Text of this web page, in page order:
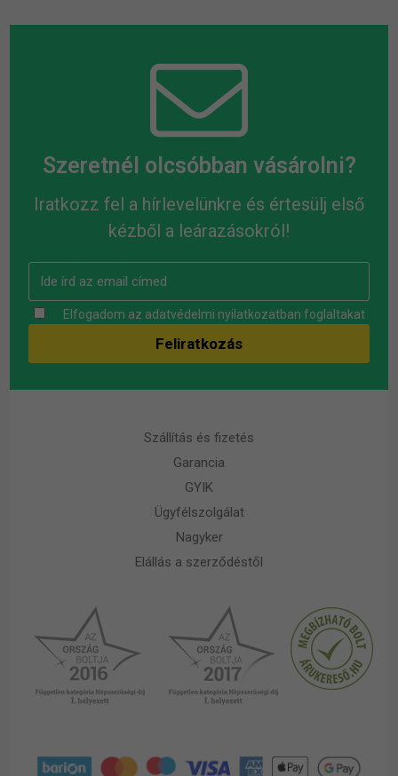
Szeretnél olcsóbban vásárolni?
Iratkozz fel a hírlevelünkre és értesülj első
kézből a leárazásokról!
Elfogadom az adatvédelmi nyilatkozatban foglaltakat
Szállítás és fizetés
Garancia
GYIK
Ügyfélszolgálat
Nagyker
Elállás a szerződéstől